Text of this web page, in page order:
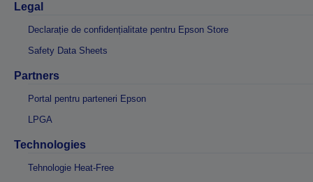
Legal
Declarație de confidențialitate pentru Epson Store
Safety Data Sheets
Partners
Portal pentru parteneri Epson
LPGA
Technologies
Tehnologie Heat-Free